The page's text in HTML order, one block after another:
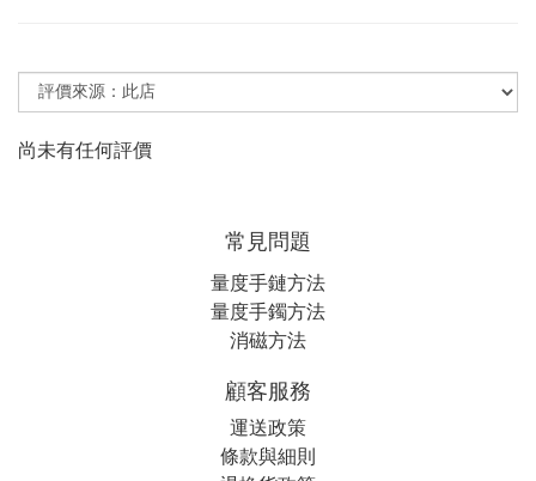
尚未有任何評價
常見問題
量度手鏈方法
量度手鐲方法
消磁方法
顧客服務
運送政策
條款與細則